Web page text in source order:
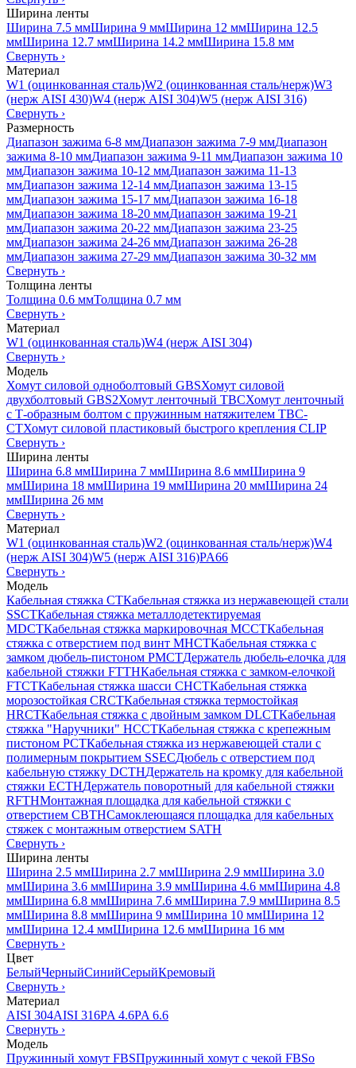
Ширина ленты
Ширина 7.5 ммШирина 9 ммШирина 12 ммШирина 12.5
ммШирина 12.7 ммШирина 14.2 ммШирина 15.8 мм
Свернуть ›
Материал
W1 (оцинкованная сталь)W2 (оцинкованная сталь/нерж)W3
(нерж AISI 430)W4 (нерж AISI 304)W5 (нерж AISI 316)
Свернуть ›
Размерность
Диапазон зажима 6-8 ммДиапазон зажима 7-9 ммДиапазон
зажима 8-10 ммДиапазон зажима 9-11 ммДиапазон зажима 10
ммДиапазон зажима 10-12 ммДиапазон зажима 11-13
ммДиапазон зажима 12-14 ммДиапазон зажима 13-15
ммДиапазон зажима 15-17 ммДиапазон зажима 16-18
ммДиапазон зажима 18-20 ммДиапазон зажима 19-21
ммДиапазон зажима 20-22 ммДиапазон зажима 23-25
ммДиапазон зажима 24-26 ммДиапазон зажима 26-28
ммДиапазон зажима 27-29 ммДиапазон зажима 30-32 мм
Свернуть ›
Толщина ленты
Толщина 0.6 ммТолщина 0.7 мм
Свернуть ›
Материал
W1 (оцинкованная сталь)W4 (нерж AISI 304)
Свернуть ›
Модель
Хомут силовой одноболтовый GBSХомут силовой
двухболтовый GBS2Хомут ленточный TBCХомут ленточный
с Т-образным болтом с пружинным натяжителем TBC-
CTХомут силовой пластиковый быстрого крепления CLIP
Свернуть ›
Ширина ленты
Ширина 6.8 ммШирина 7 ммШирина 8.6 ммШирина 9
ммШирина 18 ммШирина 19 ммШирина 20 ммШирина 24
ммШирина 26 мм
Свернуть ›
Материал
W1 (оцинкованная сталь)W2 (оцинкованная сталь/нерж)W4
(нерж AISI 304)W5 (нерж AISI 316)PA66
Свернуть ›
Модель
Кабельная стяжка CTКабельная стяжка из нержавеющей стали
SSCTКабельная стяжка металлодетектируемая
MDCTКабельная стяжка маркировочная MCCTКабельная
стяжка с отверстием под винт MHCTКабельная стяжка с
замком дюбель-пистоном PMCTДержатель дюбель-елочка для
кабельной стяжки FTTHКабельная стяжка c замком-елочкой
FTCTКабельная стяжка шасси CHCTКабельная стяжка
морозостойкая CRCTКабельная стяжка термостойкая
HRCTКабельная стяжка с двойным замком DLCTКабельная
стяжка "Наручники" HCCTКабельная стяжка с крепежным
пистоном PCTКабельная стяжка из нержавеющей стали с
полимерным покрытием SSECДюбель с отверстием под
кабельную стяжку DCTHДержатель на кромку для кабельной
стяжки ECTHДержатель поворотный для кабельной стяжки
RFTHМонтажная площадка для кабельной стяжки с
отверстием CBTHСамоклеющаяся площадка для кабельных
стяжек с монтажным отверстием SATH
Свернуть ›
Ширина ленты
Ширина 2.5 ммШирина 2.7 ммШирина 2.9 ммШирина 3.0
ммШирина 3.6 ммШирина 3.9 ммШирина 4.6 ммШирина 4.8
ммШирина 6.8 ммШирина 7.6 ммШирина 7.9 ммШирина 8.5
ммШирина 8.8 ммШирина 9 ммШирина 10 ммШирина 12
ммШирина 12.4 ммШирина 12.6 ммШирина 16 мм
Свернуть ›
Цвет
БелыйЧерныйСинийСерыйКремовый
Свернуть ›
Материал
AISI 304AISI 316PA 4.6PA 6.6
Свернуть ›
Модель
Пружинный хомут FBSПружинный хомут с чекой FBSo